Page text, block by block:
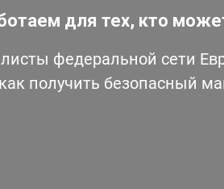
для тех, кто
федеральной сети
получить безопасный